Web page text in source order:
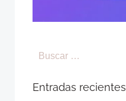
Entradas recientes